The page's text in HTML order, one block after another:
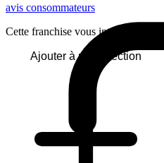
avis consommateurs
Cette franchise vous intéresse ?
Ajouter à ma sélection